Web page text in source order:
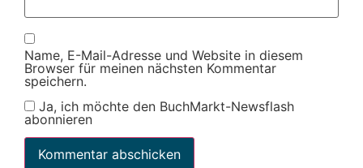
Name, E-Mail-Adresse und Website in diesem
Browser für meinen nächsten Kommentar
speichern.
Ja, ich möchte den BuchMarkt-Newsflash
abonnieren